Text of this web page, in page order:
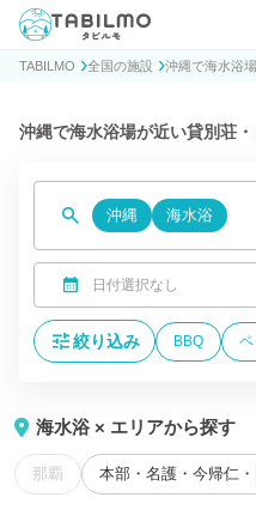
貸別荘コテージ・一棟貸し宿泊予約
TABILMO 全国の施設 沖縄で海水浴
沖縄で海水浴場が近い貸別荘
沖縄 海水浴
日付選択なし
絞り込み BBQ
海水浴 × エリアから探す
那覇 本部・名護・今帰仁